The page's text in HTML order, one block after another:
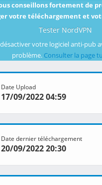
conseillons fortement de
votre téléchargement et
Tester NordVPN
votre logiciel anti-pub
problème. Consulter la page
Date Upload
17/09/2022 04:59
Date dernier téléchargement
20/09/2022 20:30